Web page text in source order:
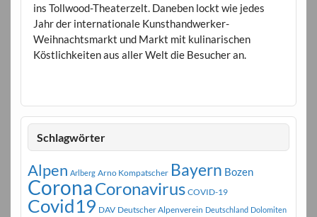
ins Tollwood-Theaterzelt. Daneben lockt wie jedes
Jahr der internationale Kunsthandwerker-
Weihnachtsmarkt und Markt mit kulinarischen
Köstlichkeiten aus aller Welt die Besucher an.
Schlagwörter
Alpen Arlberg Arno Kompatscher Bayern Bozen
CoronaCoronavirus COVID-19
Covid19 DAV Deutscher Alpenverein Deutschland Dolomiten